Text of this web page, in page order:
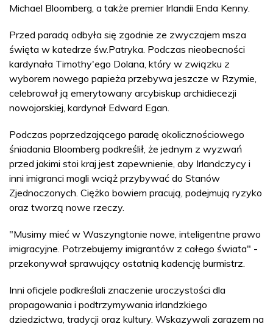
Michael Bloomberg, a także premier Irlandii Enda Kenny.
Przed paradą odbyła się zgodnie ze zwyczajem msza
święta w katedrze św.Patryka. Podczas nieobecności
kardynała Timothy'ego Dolana, który w związku z
wyborem nowego papieża przebywa jeszcze w Rzymie,
celebrował ją emerytowany arcybiskup archidiecezji
nowojorskiej, kardynał Edward Egan.
Podczas poprzedzającego paradę okolicznościowego
śniadania Bloomberg podkreślił, że jednym z wyzwań
przed jakimi stoi kraj jest zapewnienie, aby Irlandczycy i
inni imigranci mogli wciąż przybywać do Stanów
Zjednoczonych. Ciężko bowiem pracują, podejmują ryzyko
oraz tworzą nowe rzeczy.
"Musimy mieć w Waszyngtonie nowe, inteligentne prawo
imigracyjne. Potrzebujemy imigrantów z całego świata" -
przekonywał sprawujący ostatnią kadencję burmistrz.
Inni oficjele podkreślali znaczenie uroczystości dla
propagowania i podtrzymywania irlandzkiego
dziedzictwa, tradycji oraz kultury. Wskazywali zarazem na